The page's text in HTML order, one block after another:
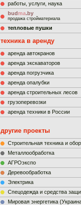
работы, услуги, наука
budma.by
продажа стройматериала
тепловые пушки
техника в аренду
аренда автокранов
аренда экскаваторов
аренда погрузчика
аренда опалубки
аренда строительных лесов
грузоперевозки
аренда техники в России
другие проекты
Строительная техника и
Металлообработка
АГРОэкспо
Деревообработка
Электрика
Cпецодежда и средства
Мировая энергетика